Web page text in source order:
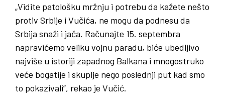
„Vidite patološku mržnju i potrebu da kažete nešto
protiv Srbije i Vučića, ne mogu da podnesu da
Srbija snaži i jača. Računajte 15. septembra
napravićemo veliku vojnu paradu, biće ubedljivo
najviše u istoriji zapadnog Balkana i mnogostruko
veće bogatije i skuplje nego poslednji put kad smo
to pokazivali“, rekao je Vučić.